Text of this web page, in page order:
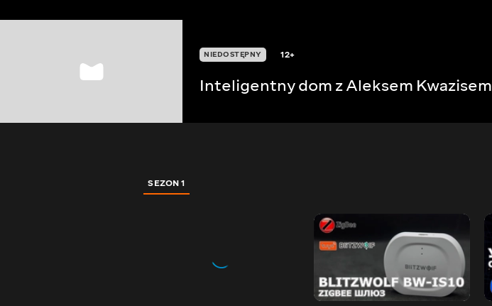
NIEDOSTĘPNY 12+
Inteligentny dom z Aleksem Kwazisem
SEZON 1